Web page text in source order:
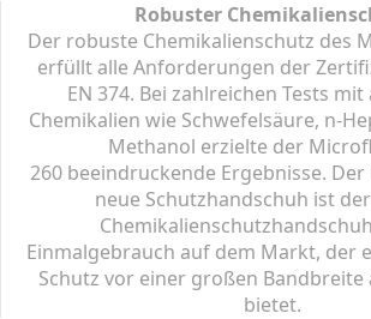
Robuster
Der robuste Chemikalienschutz des
erfüllt alle Anforderungen der
EN 374. Bei zahlreichen Tests
Chemikalien wie Schwefelsäure, n-
Methanol erzielte der
260 beeindruckende Ergebnisse.
neue Schutzhandschuh ist
Einmalgebrauch auf dem Markt, der
Schutz vor einer großen Bandbreite
bietet.